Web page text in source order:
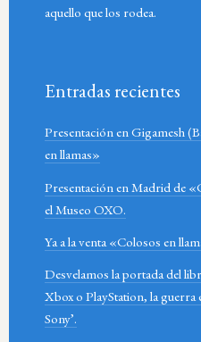
aquello que los rodea.
Entradas recientes
Presentación en Gigamesh
en llamas»
Presentación en Madrid de
el Museo OXO.
Ya a la venta «Colosos en
Desvelamos la portada del
Xbox o PlayStation, la
Sony’.